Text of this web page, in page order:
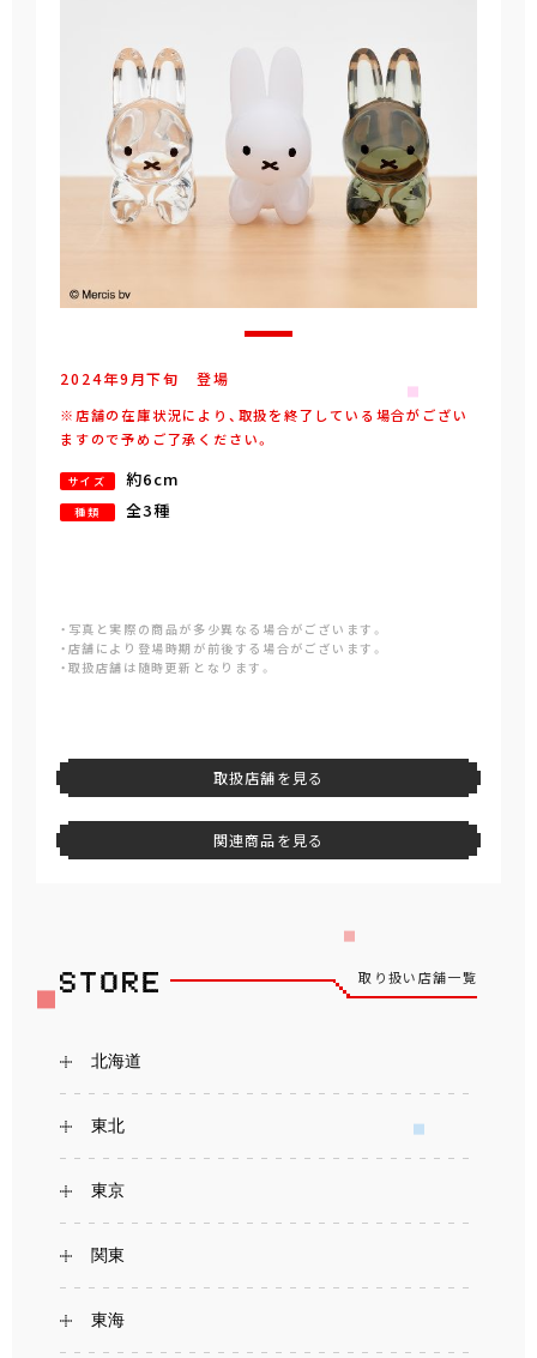
2024年9 月下旬 登場
※店舗の在庫状況により、取扱を終了している場合がござい
ますので予めご了承ください。
サイズ 約6cm
種類 全3種
・写真と実際の商品が多少異なる場合がございます。
・店舗により登場時期が前後する場合がございます。
・取扱店舗は随時更新となります。
取扱店舗を見る
関連商品を見る
取り扱い店舗一覧
北海道
東北
東京
関東
東海